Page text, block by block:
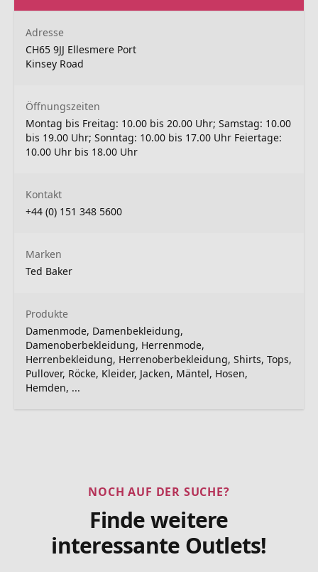
Adresse
CH65 9JJ Ellesmere Port
Kinsey Road
Öffnungszeiten
Montag bis Freitag: 10.00 bis 20.00 Uhr; Samstag: 10.00
bis 19.00 Uhr; Sonntag: 10.00 bis 17.00 Uhr Feiertage:
10.00 Uhr bis 18.00 Uhr
Kontakt
+44 (0) 151 348 5600
Marken
Ted Baker
Produkte
Damenmode, Damenbekleidung,
Damenoberbekleidung, Herrenmode,
Herrenbekleidung, Herrenoberbekleidung, Shirts, Tops,
Pullover, Röcke, Kleider, Jacken, Mäntel, Hosen,
Hemden, ...
NOCH AUF DER SUCHE?
Finde weitere
interessante Outlets!